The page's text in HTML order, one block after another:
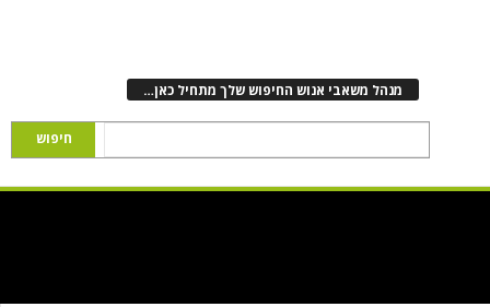
מנהל משאבי אנוש החיפוש שלך מתחיל כאן…